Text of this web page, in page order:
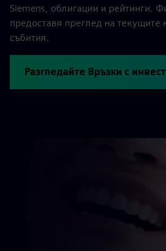
Siemens, облигации и рейтинги.
предоставя преглед на текущите
събития.
Разгледайте Връзки с